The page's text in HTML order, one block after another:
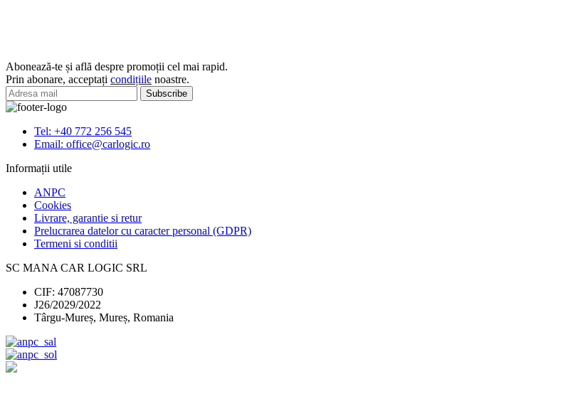
Audi
A3
8V,
Audi
Q2,
Audi
TT,
SEAT
Leon,
SEAT
Ateca
Mana
Vw
/Audi/Seat/Skoda
12
TORX
Abonează-te și află despre promoții cel mai rapid.
Prin abonare, acceptați condițiile noastre.
Tel: +40 772 256 545
Email: office@carlogic.ro
Informații utile
ANPC
Cookies
Livrare, garantie si retur
Prelucrarea datelor cu caracter personal (GDPR)
Termeni si conditii
SC MANA CAR LOGIC SRL
CIF: 47087730
J26/2029/2022
Târgu-Mureș, Mureș, Romania